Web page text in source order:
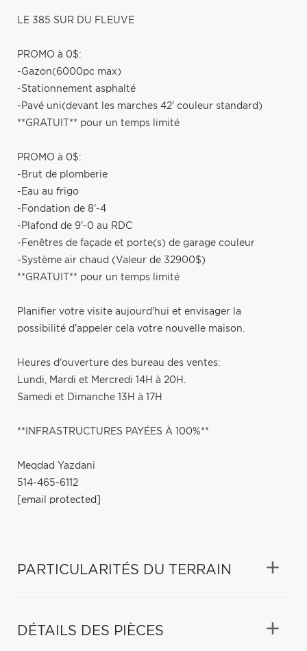
LE 385 SUR DU FLEUVE
PROMO à 0$:
-Gazon(6000pc max)
-Stationnement asphalté
-Pavé uni(devant les marches 42' couleur standard)
**GRATUIT** pour un temps limité
PROMO à 0$:
-Brut de plomberie
-Eau au frigo
-Fondation de 8'-4
-Plafond de 9'-0 au RDC
-Fenêtres de façade et porte(s) de garage couleur
-Système air chaud (Valeur de 32900$)
**GRATUIT** pour un temps limité
Planifier votre visite aujourd'hui et envisager la
possibilité d'appeler cela votre nouvelle maison.
Heures d'ouverture des bureau des ventes:
Lundi, Mardi et Mercredi 14H à 20H.
Samedi et Dimanche 13H à 17H
**INFRASTRUCTURES PAYÉES À 100%**
Meqdad Yazdani
514-465-6112
[email protected]
PARTICULARITÉS DU TERRAIN
DÉTAILS DES PIÈCES